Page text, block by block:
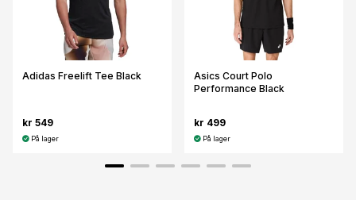
Adidas Freelift Tee Black
kr 549
På lager
Asics Court Polo
Performance Black
kr 499
På lager